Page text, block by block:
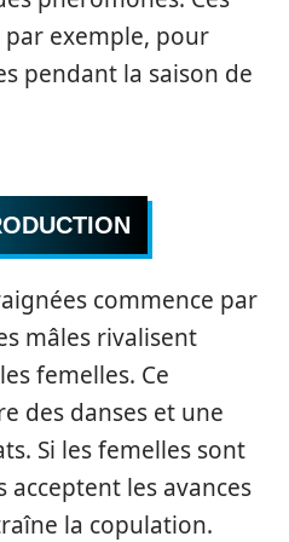
exemple, pour
pendant la saison de
commence par
mâles rivalisent
femelles. Ce
des danses et une
Si les femelles sont
acceptent les avances
la copulation.